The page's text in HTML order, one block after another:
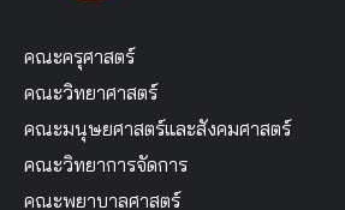
คณะครุศาสตร์
คณะวิทยาศาสตร์
คณะมนุษยศาสตร์และสังคมศาสตร์
คณะวิทยาการจัดการ
คณะพยาบาลศาสตร์